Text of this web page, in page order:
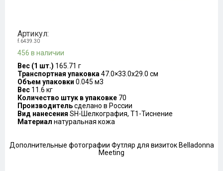
Артикул:
f.6439.30
456 в наличии
Вес (1 шт.) 165.71 г
Транспортная упаковка 47.0×33.0x29.0 см
Объем упаковки 0.045 м3
Вес 11.6 кг
Количество штук в упаковке 70
Производительсделано в России
Вид нанесения SH-Шелкография, T1-Тиснение
Материал натуральная кожа
Дополнительные фотографии Футляр для визиток Belladonna
Meeting